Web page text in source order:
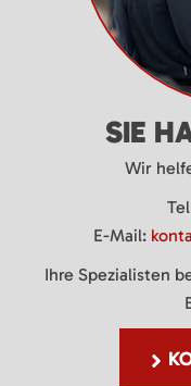
SIE
Wir
E-Mail:
Ihre Spezialisten